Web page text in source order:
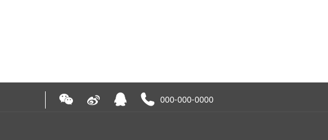
000-000-0000